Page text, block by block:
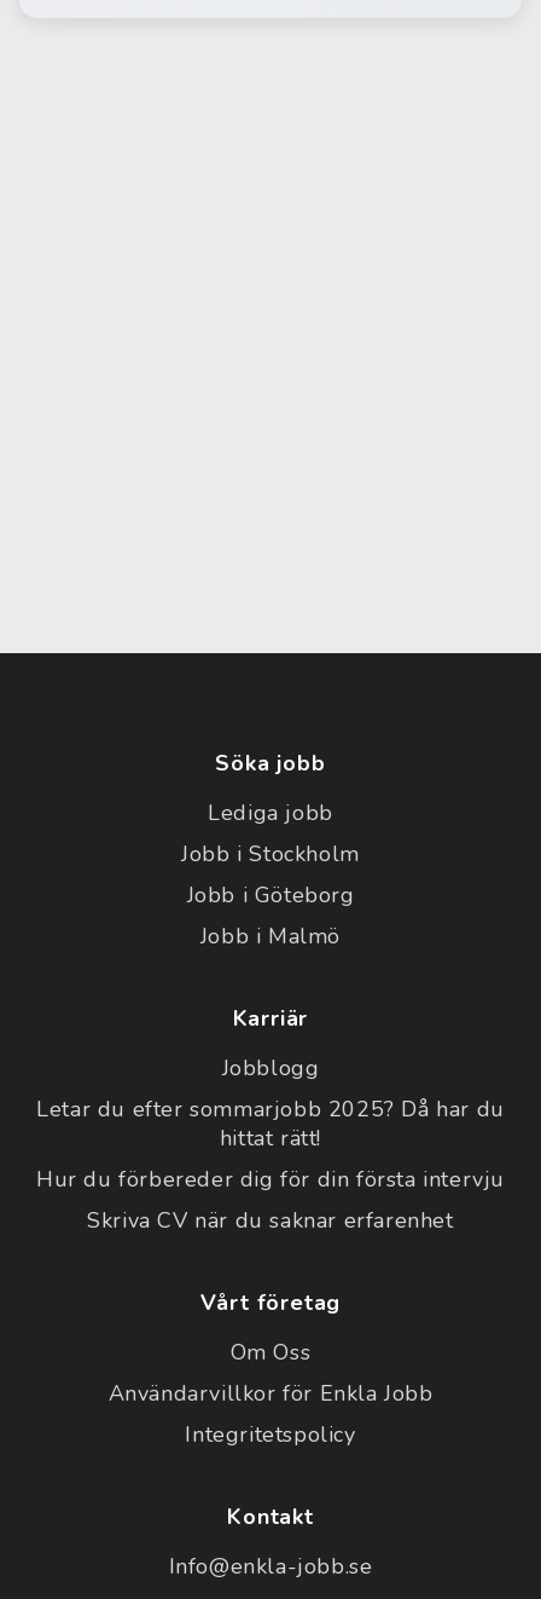
Söka jobb
Lediga jobb
Jobb i Stockholm
Jobb i Göteborg
Jobb i Malmö
Karriär
Jobblogg
Letar du efter sommarjobb 2025? Då har du
hittat rätt!
Hur du förbereder dig för din första intervju
Skriva CV när du saknar erfarenhet
Vårt företag
Om Oss
Användarvillkor för Enkla Jobb
Integritetspolicy
Kontakt
Info@enkla-jobb.se